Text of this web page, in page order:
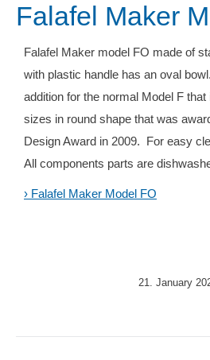
Falafel Maker
Falafel Maker model FO made of
with plastic handle has an oval
addition for the normal Model F
sizes in round shape that was
Design Award in 2009. For easy
All components parts are
› Falafel Maker Model FO
21. January